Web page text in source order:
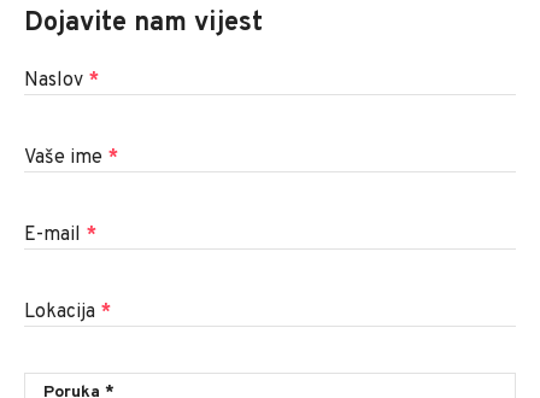
Dojavite nam vijest
Naslov *
Vaše ime *
E-mail *
Lokacija *